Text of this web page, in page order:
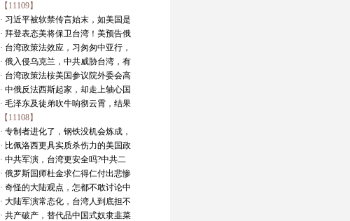
【11109】
· 习近平被软禁传言始末，如美国是
· 拜登表态美将保卫台湾！美预告俄
· 台湾政策法效应，习匆匆中亚行，
· 俄入侵乌克兰，中共威胁台湾，有
· 台湾政策法桉美国参议院外委会高
· 中俄反法西斯起家，却走上轴心国
· 毛泽东及徒弟吹牛响彻云霄，结果
【11108】
· 专制者进化了，钢铁没机会炼成，
· 比佩洛西更具实质杀伤力的美国政
· 中共军演，台湾更安全吗?中共二
· 俄罗斯国师杜金求仁得仁付出悲惨
· 奇怪的大陆观点，怎都不敢讨论中
· 大陆军演常态化，台湾人到底担不
· 共产破产，替代品中国式奴隶韭菜